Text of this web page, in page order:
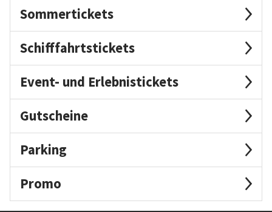
Sommertickets
Schifffahrtstickets
Event- und Erlebnistickets
Gutscheine
Parking
Promo